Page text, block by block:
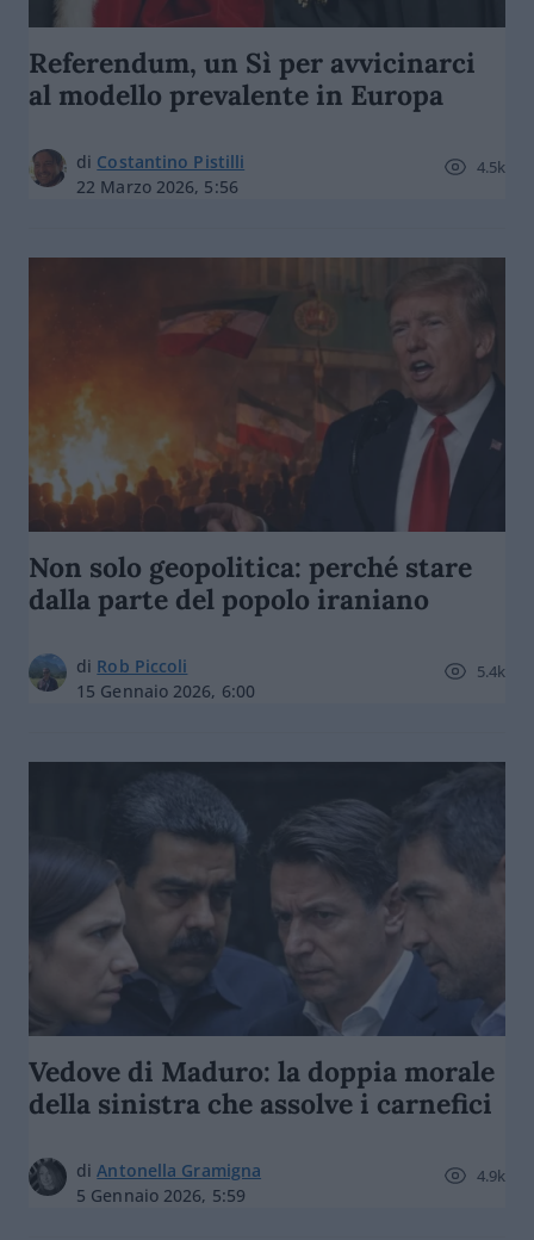
Referendum, un Sì per avvicinarci
al modello prevalente in Europa
di Costantino Pistilli
22 Marzo 2026, 5:56
4.5k
Non solo geopolitica: perché stare
dalla parte del popolo iraniano
di Rob Piccoli
15 Gennaio 2026, 6:00
5.4k
Vedove di Maduro: la doppia morale
della sinistra che assolve i carnefici
diAntonella Gramigna
5 Gennaio 2026, 5:59
4.9k